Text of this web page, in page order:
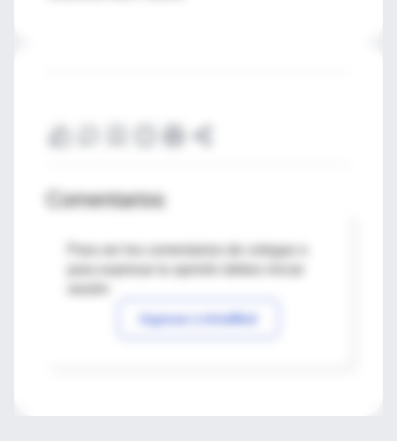
Comentarios
Para ver los comentarios de colegas o
Ingresar a IntraMed